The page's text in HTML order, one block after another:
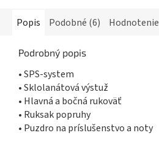
Popis Podobné (6) Hodnotenie
Podrobný popis
• SPS-system
• Sklolanátová výstuž
• Hlavná a bočná rukoväť
• Ruksak popruhy
• Puzdro na príslušenstvo a noty